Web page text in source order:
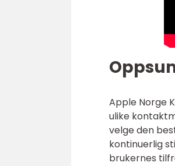
Apple Norge
ulike
velge den
kontinuerlig
brukernes